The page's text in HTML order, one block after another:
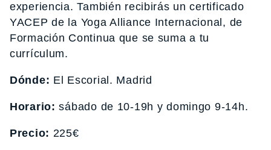
experiencia. También recibirás un certificado
YACEP de la Yoga Alliance Internacional, de
Formación Continua que se suma a tu
currículum.
Dónde: El Escorial. Madrid
Horario: sábado de 10-19h y domingo 9-14h.
Precio: 225€